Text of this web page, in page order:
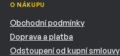
O NÁKUPU
Obchodní podmínky
Doprava a platba
Odstoupení od kupní smlouvy